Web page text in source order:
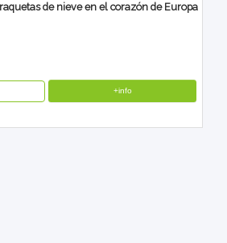
de nieve en el corazón de Europa
+info